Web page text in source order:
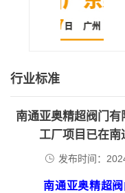
行业标准
南通亚奥精超阀门
工厂项目已在南
发布时间：
南通亚奥精超